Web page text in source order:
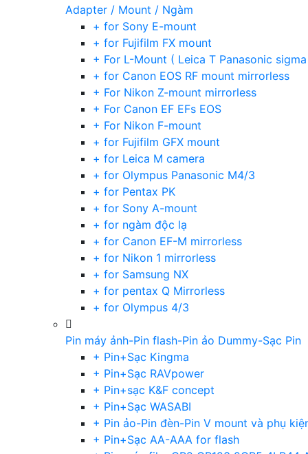
Adapter / Mount / Ngàm
+ for Sony E-mount
+ for Fujifilm FX mount
+ For L-Mount ( Leica T Panasonic
+ for Canon EOS RF mount mirrorless
+ For Nikon Z-mount mirrorless
+ For Canon EF EFs EOS
+ For Nikon F-mount
+ for Fujifilm GFX mount
+ for Leica M camera
+ for Olympus Panasonic M4/3
+ for Pentax PK
+ for Sony A-mount
+ for ngàm độc lạ
+ for Canon EF-M mirrorless
+ for Nikon 1 mirrorless
+ for Samsung NX
+ for pentax Q Mirrorless
+ for Olympus 4/3
Pin máy ảnh-Pin flash-Pin ảo Dummy-Sạc Pin
+ Pin+Sạc Kingma
+ Pin+Sạc RAVpower
+ Pin+sạc K&F concept
+ Pin+Sạc WASABI
+ Pin ảo-Pin đèn-Pin V mount và phụ
+ Pin+Sạc AA-AAA for flash